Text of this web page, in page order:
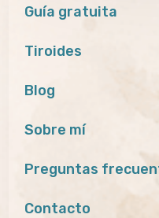
Guía gratuita
Tiroides
Blog
Sobre mí
Preguntas
Contacto